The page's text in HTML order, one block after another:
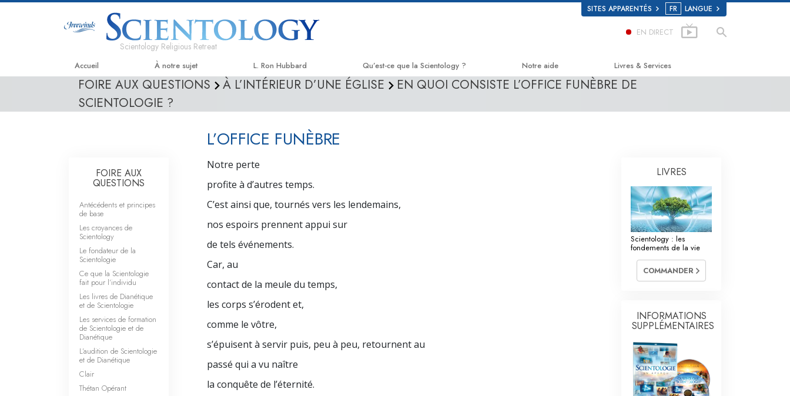
SITES APPARENTÉS FR LANGUE
Scientology Religious Retreat
EN DIRECT
Accueil À notre sujet L. Ron Hubbard Qu’est-ce que la Scientology ?
Les principes de base de la
Notre aide
Tous unis pour les droits de l’Homme
La Commission des Citoyens pour les
Les ministres volontaires de Scientology
Livres & Services
FOIRE AUX QUESTIONS À L’INTÉRIEUR D’UNE ÉGLISE
EN QUOI CONSISTE L’OFFICE FUNÈBRE DE
SCIENTOLOGIE ?
L’OFFICE FUNÈBRE
Notre perte
profite à d’autres temps.
C’est ainsi que, tournés vers les lendemains,
nos espoirs prennent appui sur
de tels événements.
Car, au
contact de la meule du temps,
les corps s’érodent et,
comme le vôtre,
s’épuisent à servir puis, peu à peu, retournent au
passé qui a vu naître
la conquête de l’éternité.
FOIRE AUX
QUESTIONS
Antécédents et principes
de base
Les croyances de
Scientology
Le fondateur de la
Scientologie
Ce que la Scientologie
fait pour l’individu
Les livres de Dianétique
et de Scientologie
Les services de formation
de Scientologie et de
Dianétique
L’audition de Scientologie
et de Dianétique
Clair
Thétan Opérant
LIVRES
Scientology : les
fondements de la vie
COMMANDER
INFORMATIONS
SUPPLÉMENTAIRES